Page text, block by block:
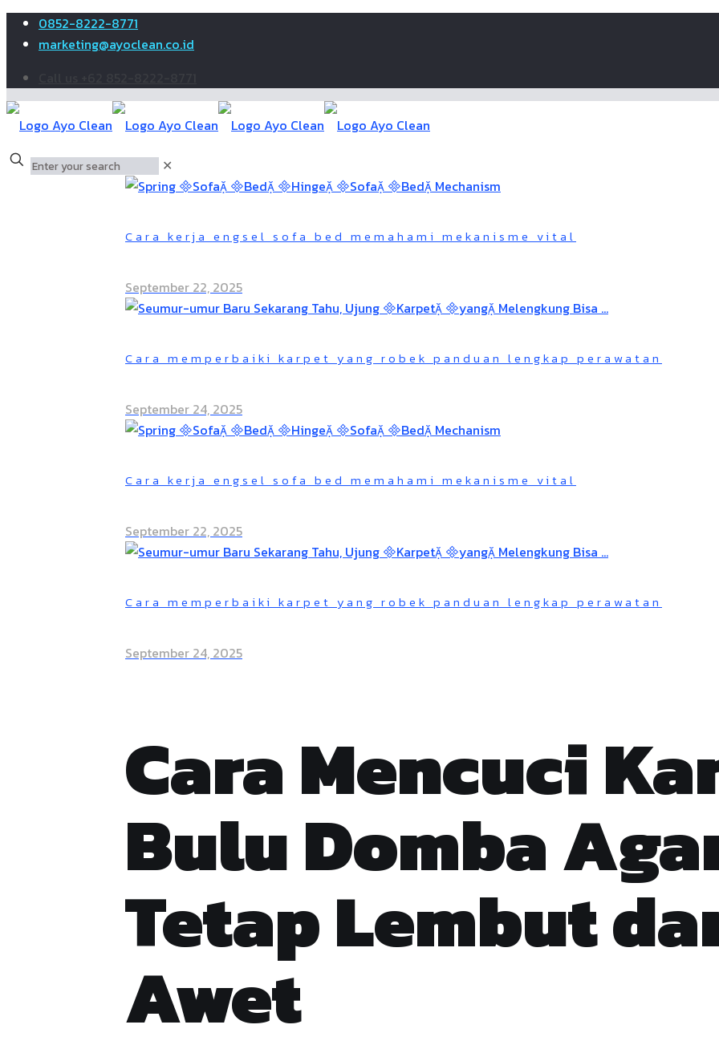
0852-8222-8771
marketing@ayoclean.co.id
✕
Cara kerja engsel sofa bed memahami mekanisme vital
September 22, 2025
Cara memperbaiki karpet yang robek panduan lengkap perawatan
September 24, 2025
Cara kerja engsel sofa bed memahami mekanisme vital
September 22, 2025
Cara memperbaiki karpet yang robek panduan lengkap perawatan
September 24, 2025
Cara Mencuci
Bulu Domba
Tetap Lembut
Awet